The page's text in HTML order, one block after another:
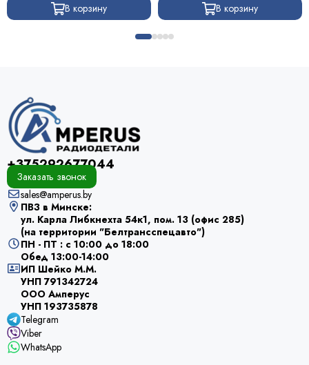
В корзину В корзину
+375292677044
Заказать звонок
sales@amperus.by
ПВЗ в Минске:
ул. Карла Либкнехта 54к1, пом. 13 (офис 285)
(на территории "Белтрансспецавто")
ПН - ПТ : с 10:00 до 18:00
Обед 13:00-14:00
ИП Шейко М.М.
УНП 791342724
ООО Амперус
УНП 193735878
Telegram
Viber
WhatsApp